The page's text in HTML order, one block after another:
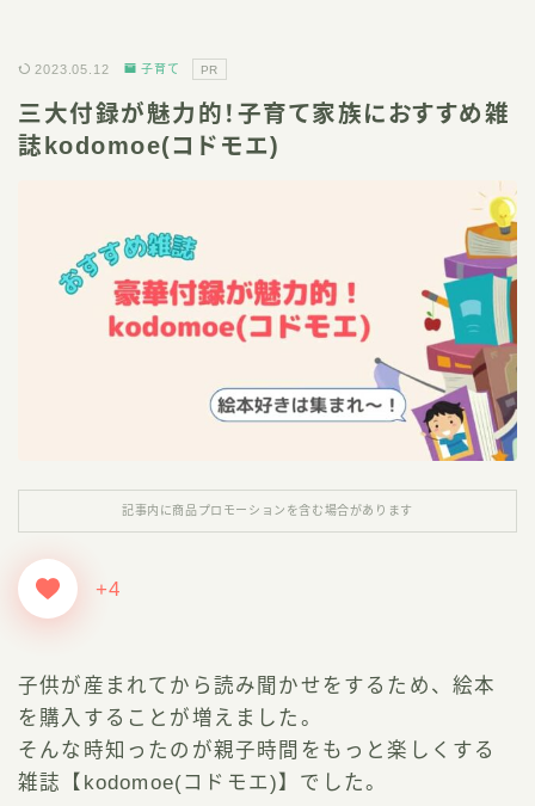
2023.05.12 子育て PR
三大付録が魅力的！子育て家族におすすめ雑
誌kodomoe(コドモエ)
記事内に商品プロモーションを含む場合があります
+4
子供が産まれてから読み聞かせをするため、絵本
を購入することが増えました。
そんな時知ったのが親子時間をもっと楽しくする
雑誌【kodomoe(コドモエ)】でした。